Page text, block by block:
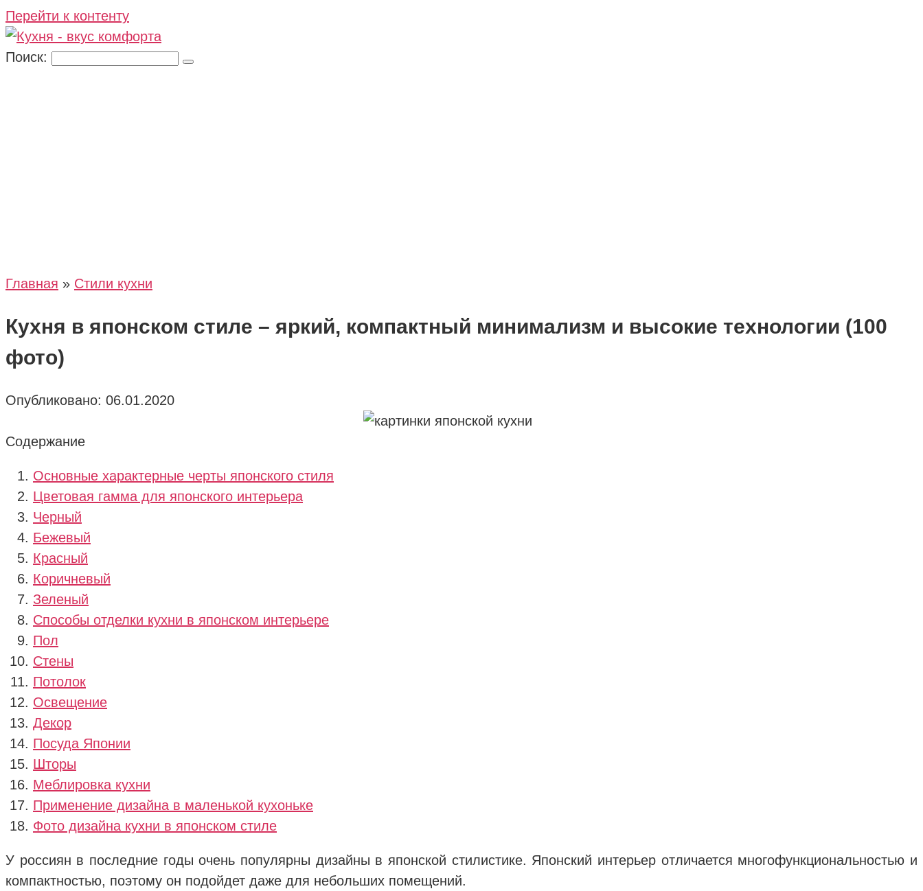
Перейти к контенту
Поиск:
Главная » Стили кухни
Кухня в японском стиле – яркий, компактный минимализм и высокие технологии (100
фото)
Опубликовано: 06.01.2020
Содержание
Основные характерные черты японского стиля
Цветовая гамма для японского интерьера
Черный
Бежевый
Красный
Коричневый
Зеленый
Способы отделки кухни в японском интерьере
Пол
Стены
Потолок
Освещение
Декор
Посуда Японии
Шторы
Меблировка кухни
Применение дизайна в маленькой кухоньке
Фото дизайна кухни в японском стиле
У россиян в последние годы очень популярны дизайны в японской стилистике. Японский интерьер отличается многофункциональностью и
компактностью, поэтому он подойдет даже для небольших помещений.